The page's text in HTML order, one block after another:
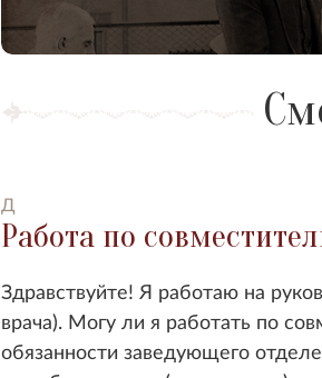
Д
Работа по
Здравствуйте! Я работаю на
врача). Могу ли я работать по
обязанности заведующего